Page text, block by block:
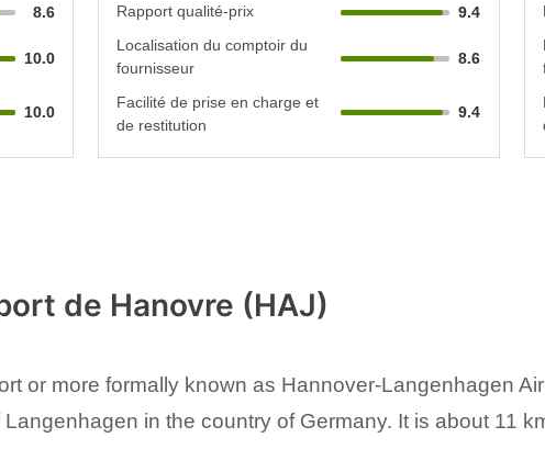
8.6
10.0
10.0
Rapport qualité-prix
9.4
Localisation du comptoir du
fournisseur
8.6
Facilité de prise en charge et
de restitution
9.4
de Hanovre (HAJ)
or more formally known as Hannover-Langenhagen
Langenhagen in the country of Germany. It is about 11